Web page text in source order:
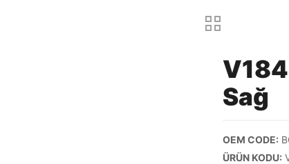
Sağ
OEM CODE:
ÜRÜN KODU: